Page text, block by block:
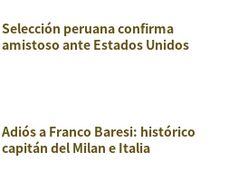
Selección peruana confirma
amistoso ante Estados Unidos
Adiós a Franco Baresi: histórico
capitán del Milan e Italia